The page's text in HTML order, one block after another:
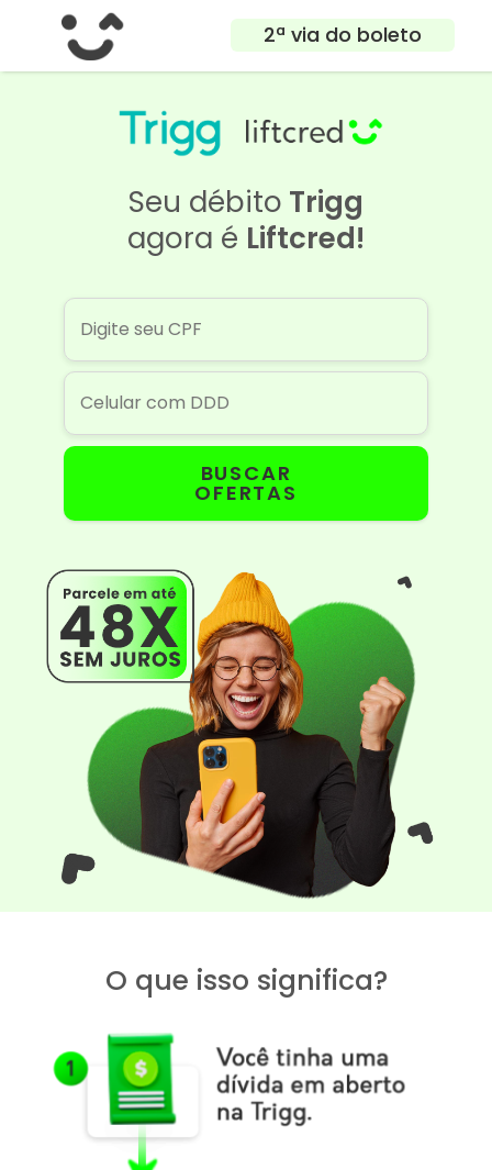
2ª via do boleto
Seu débito Trigg
agora é Liftcred!
BUSCAR
OFERTAS
O que isso significa?